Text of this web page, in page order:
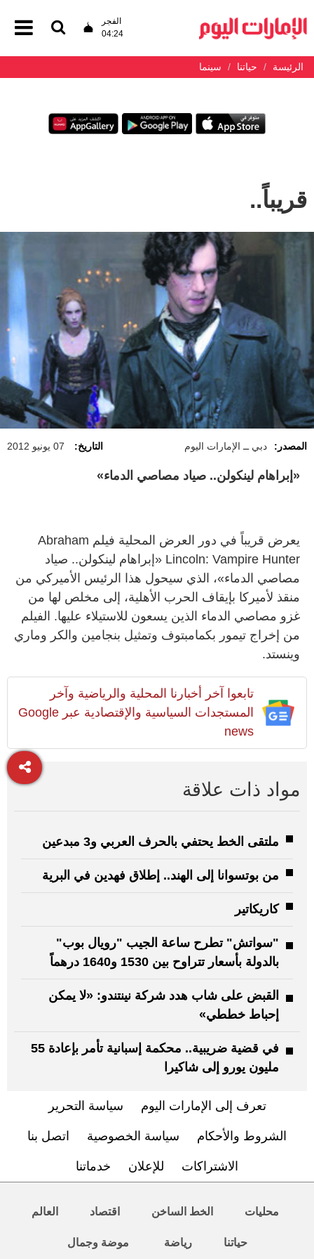
الفجر
04:24
الرئيسة حياتنا سينما
قريباً..
المصدر: دبي ــ الإمارات اليوم التاريخ: 07 يونيو 2012
«إبراهام لينكولن.. صياد مصاصي الدماء»
يعرض قريباً في دور العرض المحلية فيلم Abraham
Lincoln: Vampire Hunter «إبراهام لينكولن.. صياد
مصاصي الدماء»، الذي سيحول هذا الرئيس الأميركي من
منقذ لأميركا بإيقاف الحرب الأهلية، إلى مخلص لها من
غزو مصاصي الدماء الذين يسعون للاستيلاء عليها. الفيلم
من إخراج تيمور بكمامبتوف وتمثيل بنجامين والكر وماري
وينستد.
تابعوا آخر أخبارنا المحلية والرياضية وآخر
المستجدات السياسية والإقتصادية عبر Google
news
مواد ذات علاقة
ملتقى الخط يحتفي بالحرف العربي و3 مبدعين
من بوتسوانا إلى الهند.. إطلاق فهدين في البرية
كاريكاتير
"سواتش" تطرح ساعة الجيب "رويال بوب"
بالدولة بأسعار تتراوح بين 1530 و1640 درهماً
القبض على شاب هدد شركة نينتندو: «لا يمكن
إحباط خططي»
في قضية ضريبية.. محكمة إسبانية تأمر بإعادة 55
مليون يورو إلى شاكيرا
تعرف إلى الإمارات اليوم سياسة التحرير
الشروط والأحكام سياسة الخصوصية اتصل بنا
الاشتراكات للإعلان خدماتنا
محليات الخط الساخن اقتصاد العالم
حياتنا رياضة موضة وجمال